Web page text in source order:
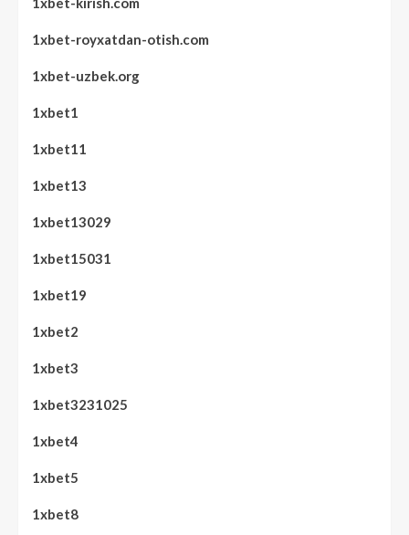
1xbet-royxatdan-otish.com
1xbet-uzbek.org
1xbet1
1xbet11
1xbet13
1xbet13029
1xbet15031
1xbet19
1xbet2
1xbet3
1xbet3231025
1xbet4
1xbet5
1xbet8